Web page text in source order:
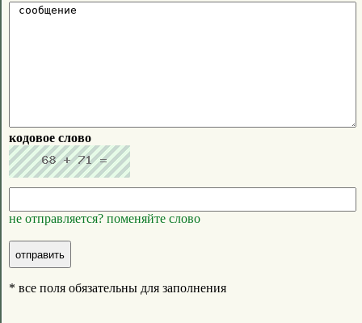
кодовое слово
не отправляется? поменяйте слово
* все поля обязательны для заполнения